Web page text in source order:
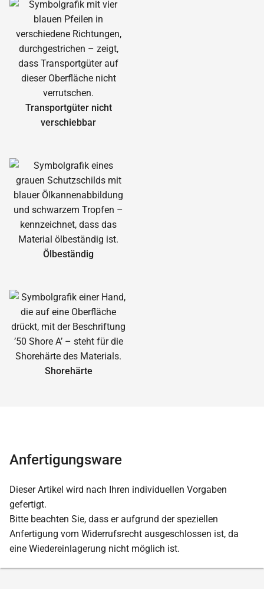
Transportgüter nicht
verschiebbar
Ölbeständig
Shorehärte
Anfertigungsware
Dieser Artikel wird nach Ihren individuellen Vorgaben
gefertigt.
Bitte beachten Sie, dass er aufgrund der speziellen
Anfertigung vom Widerrufsrecht ausgeschlossen ist, da
eine Wiedereinlagerung nicht möglich ist.